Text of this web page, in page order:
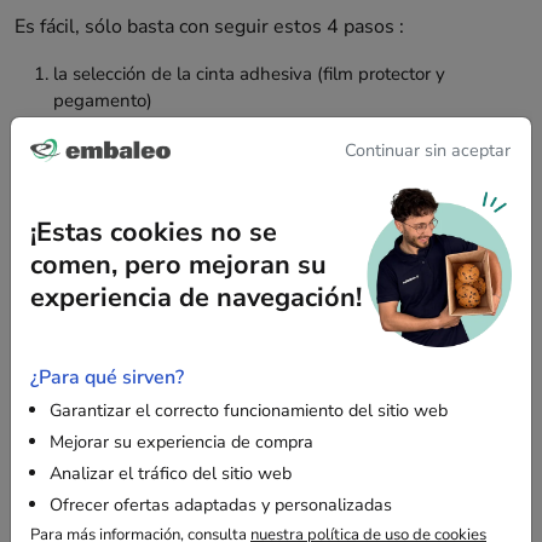
Es fácil, sólo basta con seguir estos 4 pasos :
la selección de la cinta adhesiva (film protector y
pegamento)
el lugar donde quiere poner el logotipo
Con unos pocos minutos, realizará los 4 pasos y obtendrá
la cinta adhesiva personalizada que quiere.
Después de habernos dado su acuerdo, elplazo de
La personalización de cinta adhesiva no está disponible
por el momento. Gracias por su comprensión.
Si necesita ayuda para personalizar la cinta adhesiva, no
Continuar sin aceptar
¡Estas cookies no se
comen, pero mejoran su
experiencia de navegación!
¿Para qué sirven?
Garantizar el correcto funcionamiento del sitio web
Mejorar su experiencia de compra
Analizar el tráfico del sitio web
Ofrecer ofertas adaptadas y personalizadas
Para más información, consulta nuestra política de uso de cookies